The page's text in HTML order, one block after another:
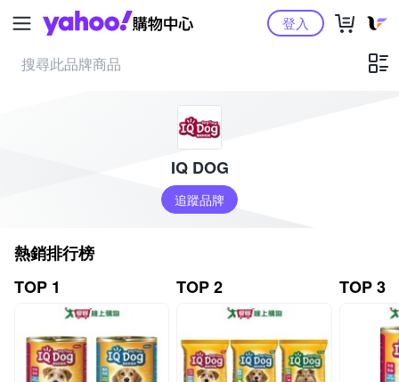
Yahoo購物中心登入
IQ DOG
追蹤品牌
熱銷排行榜
TOP 1
TOP 2 TOP 3